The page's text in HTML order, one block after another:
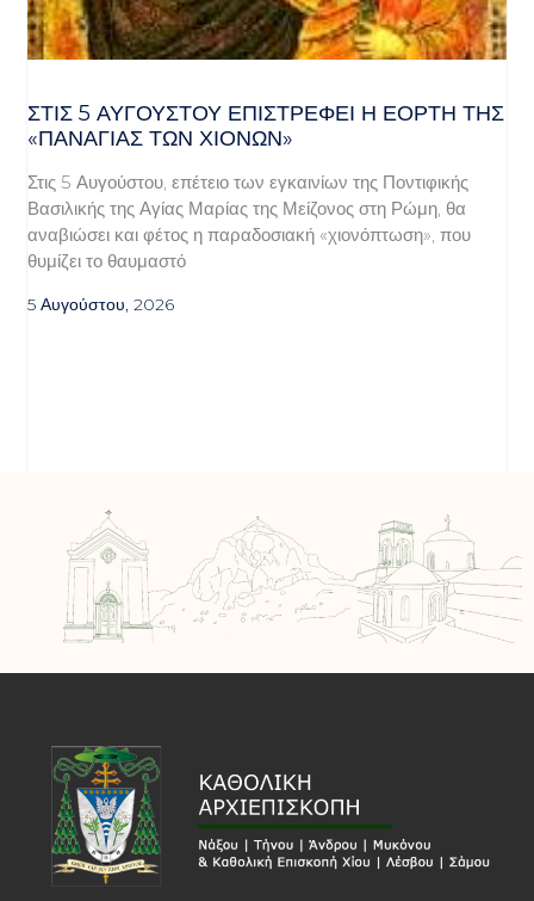
ΣΤΙΣ 5 ΑΥΓΟΎΣΤΟΥ ΕΠΙΣΤΡΈΦΕΙ Η ΕΟΡΤΉ ΤΗΣ
«ΠΑΝΑΓΊΑΣ ΤΩΝ ΧΙΌΝΩΝ»
Στις 5 Αυγούστου, επέτειο των εγκαινίων της Ποντιφικής
Βασιλικής της Αγίας Μαρίας της Μείζονος στη Ρώμη, θα
αναβιώσει και φέτος η παραδοσιακή «χιονόπτωση», που
θυμίζει το θαυμαστό
5 Αυγούστου, 2026